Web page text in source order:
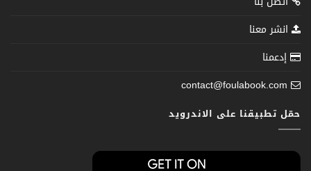
انشر معنا
إدعمنا
contact@foulabook.com
حمّل تطبيقنا على الاندرويد